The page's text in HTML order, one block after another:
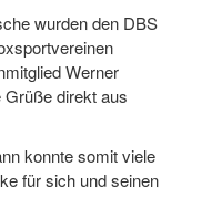
/ "Bewegt gesund
wurden den DBS
Werner
direkt aus
konnte somit viele
für sich und seinen